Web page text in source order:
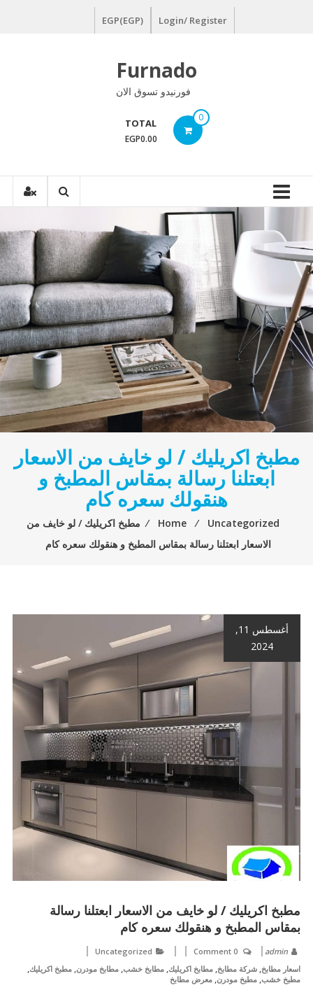
Login/ Register
EGP(EGP)
Furnado
فورنيدو تسوق الان
0
TOTAL
EGP0.00
مطبخ اكريليك / لو خايف من الاسعار
ابعتلنا رسالة بمقاس المطبخ و
هنقولك سعره كام
Home ⁄ Uncategorized
⁄ مطبخ اكريليك / لو خايف من
الاسعار ابعتلنا رسالة بمقاس المطبخ و هنقولك سعره كام
أغسطس 11,
2024
مطبخ اكريليك / لو خايف من الاسعار ابعتلنا رسالة
بمقاس المطبخ و هنقولك سعره كام
admin
0 Comment
Uncategorized
اسعار مطابخ, شركة مطابخ, مطابخ اكريليك, مطابخ خشب, مطابخ مودرن, مطبخ اكريليك,
مطبخ خشب, مطبخ مودرن, معرض مطابخ